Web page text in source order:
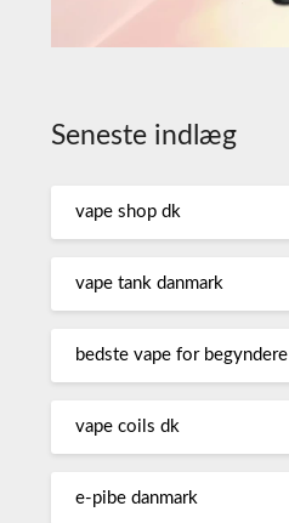
Seneste indlæg
vape shop dk
vape tank danmark
bedste vape for begyndere
vape coils dk
e-pibe danmark